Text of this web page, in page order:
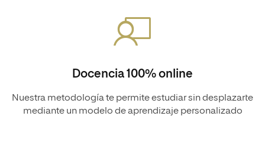
Docencia 100% online
Nuestra metodología te permite estudiar sin desplazarte
mediante un modelo de aprendizaje personalizado